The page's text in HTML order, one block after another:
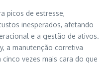
picos de estresse,
inesperados, afetando
e a gestão de ativos.
a manutenção corretiva
vezes mais cara do que